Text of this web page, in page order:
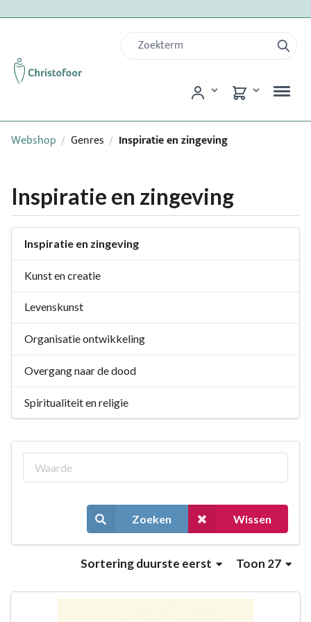
Webshop / Genres / Inspiratie en zingeving
Inspiratie en zingeving
Inspiratie en zingeving
Kunst en creatie
Levenskunst
Organisatie ontwikkeling
Overgang naar de dood
Spiritualiteit en religie
Zoeken Wissen
Toon 27
Sorteringduurste eerst